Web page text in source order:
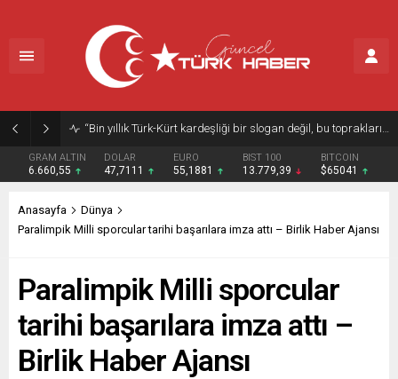
“Bin yıllık Türk-Kürt kardeşliği bir slogan değil, bu toprakların gerçeğidir”
GRAM ALTIN
6.660,55
DOLAR
47,7111
EURO
55,1881
BIST 100
13.779,39
BITCOIN
$65041
Anasayfa
Dünya
Paralimpik Milli sporcular tarihi başarılara imza attı – Birlik Haber Ajansı
Paralimpik Milli sporcular
tarihi başarılara imza attı –
Birlik Haber Ajansı